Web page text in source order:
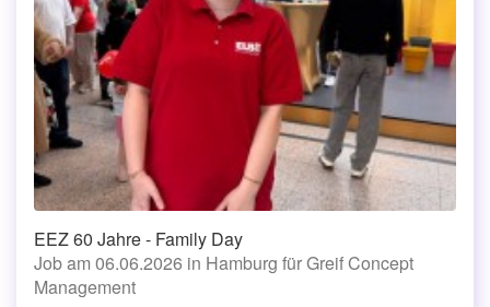
EEZ 60 Jahre - Family Day
Job am 06.06.2026 in Hamburg für Greif Concept
Management